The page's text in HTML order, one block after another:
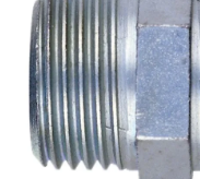
hviezdičiek.